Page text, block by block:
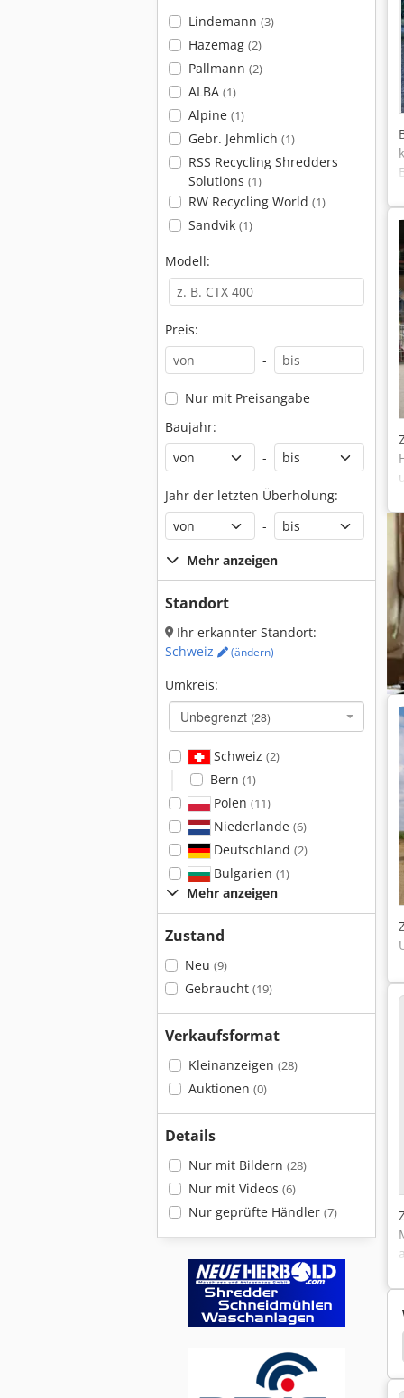
Lindemann (3)
Hazemag (2)
Pallmann (2)
ALBA (1)
Alpine (1)
Gebr. Jehmlich (1)
RSS Recycling Shredders
Solutions (1)
RW Recycling World (1)
Sandvik (1)
Modell:
Preis:
-
Nur mit Preisangabe
Baujahr:
-
Jahr der letzten Überholung:
-
Mehr anzeigen
Standort
Ihr erkannter Standort:
Schweiz
(ändern)
Umkreis:
Unbegrenzt (28)
Schweiz (2)
Bern (1)
Polen (11)
Niederlande (6)
Deutschland (2)
Bulgarien (1)
Mehr anzeigen
Zustand
Neu (9)
Gebraucht (19)
Verkaufsformat
Kleinanzeigen (28)
Auktionen (0)
Details
Nur mit Bildern (28)
Nur mit Videos (6)
Nur geprüfte Händler (7)
Recycling Schotter